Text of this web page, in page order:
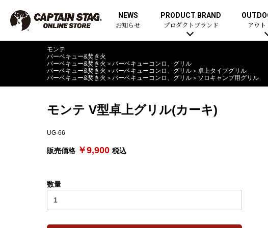
NEWS
お知らせ
PRODUCT BRAND
プロダクトブランド アウト
モンテ
バーベキュー&焚き火
バーベキュー&焚き火 ＞ バーベキューコンロ、グリル
バーベキュー&焚き火 ＞ バーベキューコンロ、グリル ＞ 卓上タイプグリル
バーベキュー&焚き火 ＞ バーベキューコンロ、グリル ＞ ソロキャンプ用グリル
モンテ V型卓上グリル(カーキ)
UG-66
販売価格 ￥9,900 税込
数量